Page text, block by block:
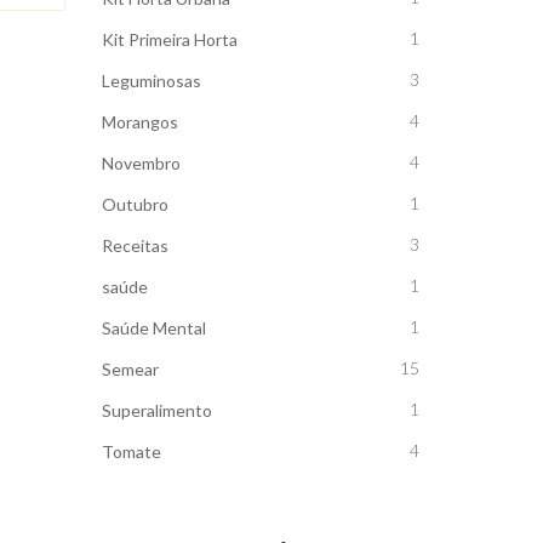
Kit Primeira Horta 1
Leguminosas 3
Morangos 4
Novembro 4
Outubro 1
Receitas 3
saúde 1
Saúde Mental 1
Semear 15
Superalimento 1
Tomate 4